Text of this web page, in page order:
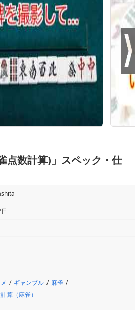
点数計算)」スペック・仕
ギャンブル
麻雀
算（麻雀）